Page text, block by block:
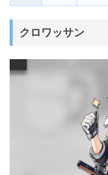
クロワッサン